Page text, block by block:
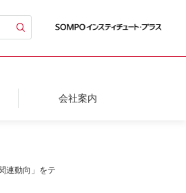
会社案内
連動向」をテ